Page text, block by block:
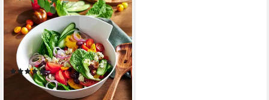
VILLEROY & BOCH
Suppenschüssel NewWave
große Terrine, Porzellan, (1-
tlg), Premium Porcelain,
mikrow.- & spülm.sicher, Made
in Germany
(3)
ab 89,90 €
lieferbar - in 3-4 Werktagen bei dir